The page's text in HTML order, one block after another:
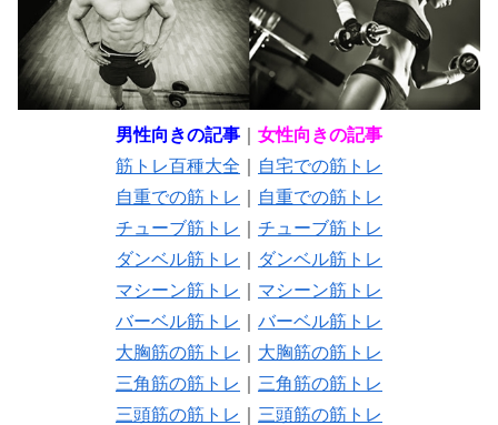
男性向きの記事
女性向きの記事
筋トレ百種大全
自宅での筋トレ
自重での筋トレ
自重での筋トレ
チューブ筋トレ
チューブ筋トレ
ダンベル筋トレ
ダンベル筋トレ
マシーン筋トレ
マシーン筋トレ
バーベル筋トレ
バーベル筋トレ
大胸筋の筋トレ
大胸筋の筋トレ
三角筋の筋トレ
三角筋の筋トレ
三頭筋の筋トレ
三頭筋の筋トレ